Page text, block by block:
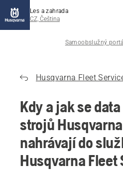
Les a zahrada
CZ, Čeština
Samoobslužný
Husqvarna Fleet
Kdy a jak se
strojů
nahrávají do
Husqvarna